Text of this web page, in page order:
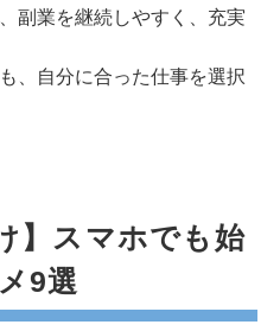
副業を継続しやすく、充実
、自分に合った仕事を選択
】スマホでも始
9選